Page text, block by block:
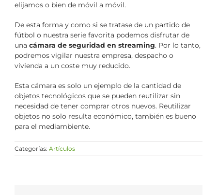
elijamos o bien de móvil a móvil.
De esta forma y como si se tratase de un partido de
fútbol o nuestra serie favorita podemos disfrutar de
una cámara de seguridad en streaming. Por lo tanto,
podremos vigilar nuestra empresa, despacho o
vivienda a un coste muy reducido.
Esta cámara es solo un ejemplo de la cantidad de
objetos tecnológicos que se pueden reutilizar sin
necesidad de tener comprar otros nuevos. Reutilizar
objetos no solo resulta económico, también es bueno
para el mediambiente.
Categorías: Artículos